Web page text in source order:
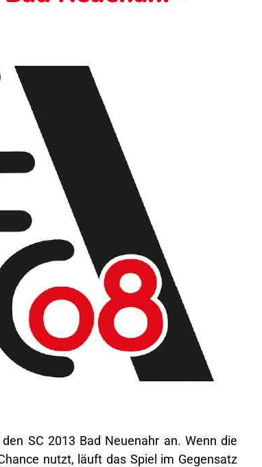
SC 2013 Bad Neuenahr an. Wenn die
nutzt, läuft das Spiel im Gegensatz